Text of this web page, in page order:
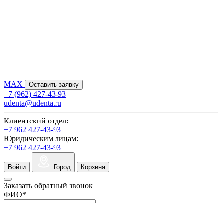
MAX Оставить заявку
+7 (962) 427-43-93
udenta@udenta.ru
Клиентский отдел:
+7 962 427-43-93
Юридическим лицам:
+7 962 427-43-93
Войти Город Корзина
Заказать обратный звонок
ФИО*